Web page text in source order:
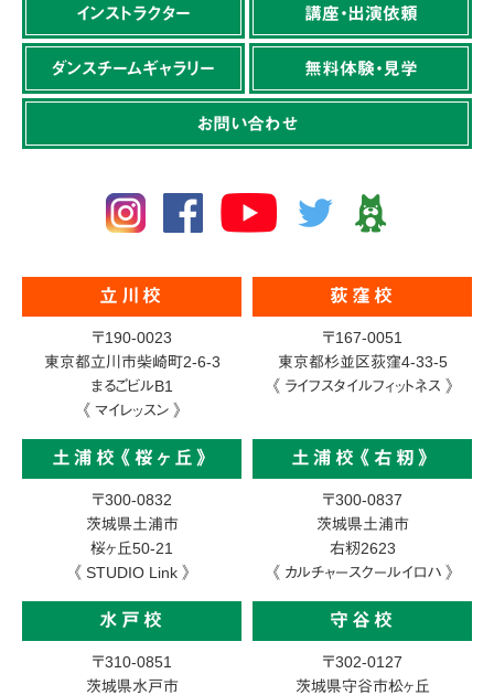
インストラクター 講座・出演依頼
ダンスチームギャラリー 無料体験・見学
お問い合わせ
立川校
〒190-0023
東京都立川市柴崎町2-6-3
まるごビルB1
《 マイレッスン 》
荻窪校
〒167-0051
東京都杉並区荻窪4-33-5
《 ライフスタイルフィットネス 》
土浦校《桜ヶ丘》
〒300-0832
茨城県土浦市
桜ヶ丘50-21
《 STUDIO Link 》
土浦校《右籾》
〒300-0837
茨城県土浦市
右籾2623
《 カルチャースクールイロハ 》
水戸校
〒310-0851
茨城県水戸市
守谷校
〒302-0127
茨城県守谷市松ヶ丘